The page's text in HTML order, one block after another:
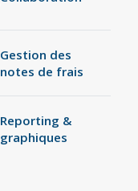
Gestion des
notes de frais
Reporting &
graphiques